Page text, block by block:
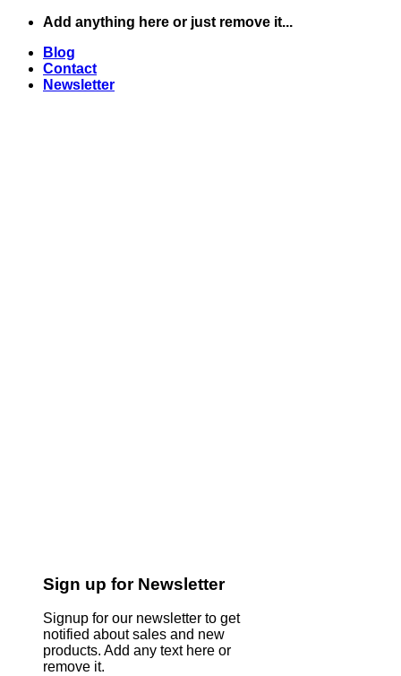
Skip
content
Add anything here or just remove it...
Blog
Contact
Newsletter
Sign up for Newsletter
Signup for our newsletter to get
notified about sales and new
products. Add any text here or
remove it.